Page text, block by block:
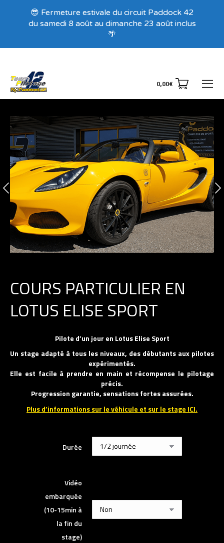
0,00€
COURS PARTICULIER EN
LOTUS ELISE SPORT
Pilote d’un jour en Lotus Elise Sport
Un stage adapté à tous les niveaux, des débutants aux pilotes
expérimentés.
Elle est facile à prendre en main et récompense le pilotage
précis.
Progression garantie, sensations fortes assurées.
Plus d’informations sur le véhicule et sur le stage ICI.
Durée
Vidéo
embarquée
(10-15min à
la fin du
stage)
Recevez nos offres exclusives !
😎 Fermeture estivale du circuit Paddock 42
du samedi 8 août au dimanche 23 août inclus
🌴